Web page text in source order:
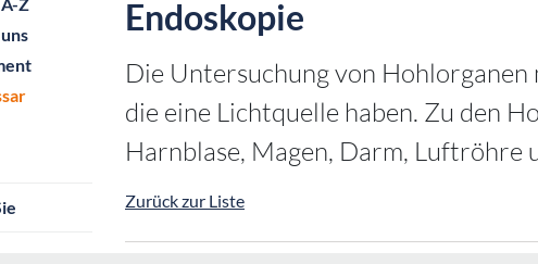
Endoskopie
Die Untersuchung von
die eine Lichtquelle haben. Zu den
Harnblase, Magen, Darm, Luftröhre
Zurück zur Liste